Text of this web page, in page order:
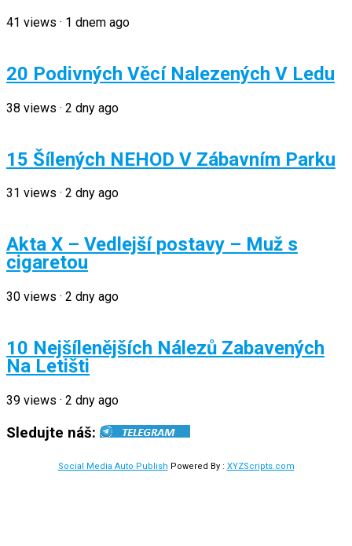
41 views · 1 dnem ago
20 Podivných Věcí Nalezených V Ledu
38 views · 2 dny ago
15 Šílených NEHOD V Zábavním Parku
31 views · 2 dny ago
Akta X – Vedlejší postavy – Muž s
cigaretou
30 views · 2 dny ago
10 Nejšílenějších Nálezů Zabavených
Na Letišti
39 views · 2 dny ago
Sledujte náš:
Social Media Auto Publish Powered By : XYZScripts.com